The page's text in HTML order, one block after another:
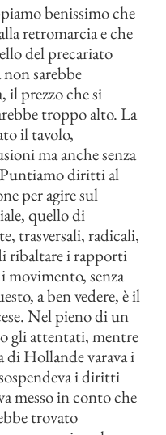
benissimo che
retromarcia e che
del precariato
sarebbe
il prezzo che si
troppo alto. La
il tavolo,
ma anche senza
diritti al
per agire sul
quello di
trasversali, radicali,
ribaltare i rapporti
movimento, senza
a ben vedere, è il
Nel pieno di un
gli attentati, mentre
di Hollande varava i
i diritti
messo in conto che
trovato